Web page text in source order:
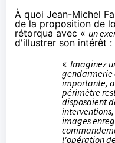
À quoi Jean-Michel
de la proposition de
rétorqua avec « un
d'illustrer son intérêt :
« Imaginez
gendarmerie
importante,
périmètre
disposaient
images
l'opération